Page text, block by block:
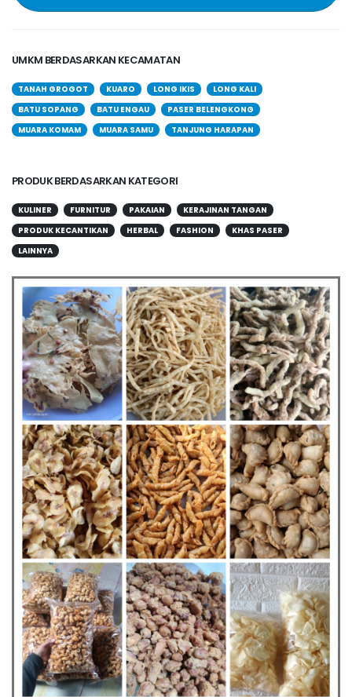
UMKM BERDASARKAN KECAMATAN
TANAH GROGOT KUARO LONG IKIS
LONG KALI
BATU SOPANG
BATU ENGAU
PASER BELENGKONG
MUARA KOMAM
MUARA SAMU TANJUNG HARAPAN
PRODUK BERDASARKAN KATEGORI
KULINER FURNITUR PAKAIAN
KERAJINAN TANGAN
PRODUK KECANTIKAN
HERBAL FASHION
KHAS PASER
LAINNYA